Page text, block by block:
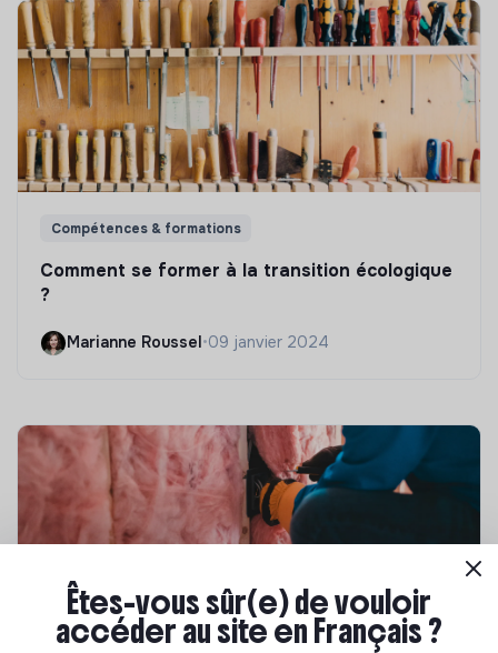
Compétences & formations
Comment se former à la transition écologique
?
Marianne Roussel •09 janvier 2024
Êtes-vous sûr(e) de vouloir
accéder au site en Français ?